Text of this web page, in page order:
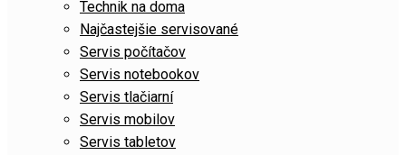
Technik na doma
Najčastejšie servisované
Servis počítačov
Servis notebookov
Servis tlačiarní
Servis mobilov
Servis tabletov